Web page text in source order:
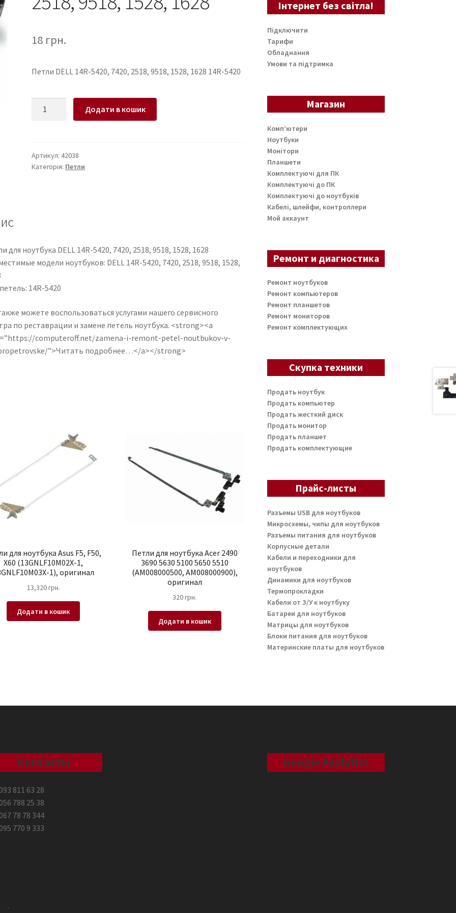
18 грн.
Петли DELL 14R-5420, 7420, 2518, 9518, 1528, 1628 14R-5420
14R-
5420,
Додати в кошик
Артикул:42038
Категорія: Петли
для ноутбука DELL 14R-5420, 7420, 2518, 9518, 1528, 1628
модели ноутбуков: DELL 14R-5420, 7420, 2518, 9518, 1528,
14R-5420
можете воспользоваться услугами нашего сервисного
по реставрации и замене петель ноутбука. <strong><a
computeroff.net/zamena-i-remont-petel-noutbukov-v-
”>Читать подробнее…</a></strong>
для ноутбука Asus F5, F50,
X60 (13GNLF10M02X-1,
1), оригинал
13,320грн.
Додати в кошик
Петли для ноутбука Acer 2490
3690 5630 5100 5650 5510
(AM008000500, AM008000900),
оригинал
320грн.
Додати в кошик
Інтернет без світла!
Підключити
Тарифи
Обладнання
Умови та підтримка
Магазин
Комп’ютери
Ноутбуки
Монітори
Планшети
Комплектуючі для ПК
Комплектуючі до ПК
Комплектуючі до ноутбуків
Кабелі, шлейфи, контроллери
Мой аккаунт
Ремонт и диагностика
Ремонт ноутбуков
Ремонт компьютеров
Ремонт планшетов
Ремонт мониторов
Ремонт комплектующих
Скупка техники
Продать ноутбук
Продать компьютер
Продать жесткий диск
Продать монитор
Продать планшет
Продать комплектующие
Прайс-листы
Разъемы USB для ноутбуков
Микросхемы, чипы для ноутбуков
Разъемы питания для ноутбуков
Корпусные детали
Кабели и переходники для
ноутбуков
Динамики для ноутбуков
Термопрокладки
Кабели от З/У к ноутбуку
Батареи для ноутбуков
Матрицы для ноутбуков
Блоки питания для ноутбуков
Материнские платы для ноутбуков
Контакты
811 63 28
788 25 38
78 78 344
770 9 333
Google Analytics
.